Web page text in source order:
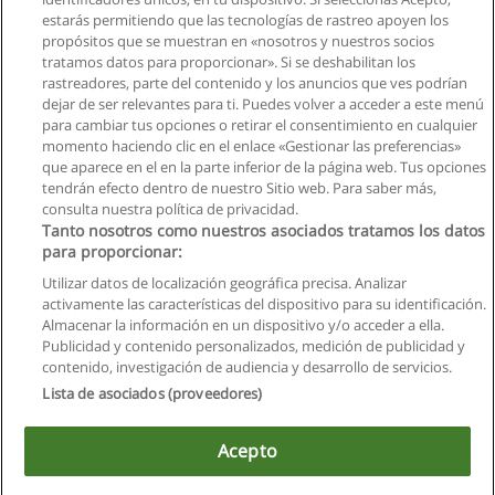
Curso de Instrumentos para una Efectiva Gestión
Ambiental
Centro de Formación Empresarial
Solicita información
Privacidad de datos
Contactar con Educaedu
Copyright © Educaedu Business S.L. - CIF : B-95610580: -
estarás permitiendo que las tecnologías de rastreo apoyen los
propósitos que se muestran en «nosotros y nuestros socios
tratamos datos para proporcionar». Si se deshabilitan los
rastreadores, parte del contenido y los anuncios que ves podrían
dejar de ser relevantes para ti. Puedes volver a acceder a este menú
para cambiar tus opciones o retirar el consentimiento en cualquier
momento haciendo clic en el enlace «Gestionar las preferencias»
que aparece en el en la parte inferior de la página web. Tus opciones
tendrán efecto dentro de nuestro Sitio web. Para saber más,
consulta nuestra política de privacidad.
Tanto nosotros como nuestros asociados tratamos los datos
para proporcionar:
Utilizar datos de localización geográfica precisa. Analizar
activamente las características del dispositivo para su identificación.
Almacenar la información en un dispositivo y/o acceder a ella.
Publicidad y contenido personalizados, medición de publicidad y
contenido, investigación de audiencia y desarrollo de servicios.
Lista de asociados (proveedores)
Acepto